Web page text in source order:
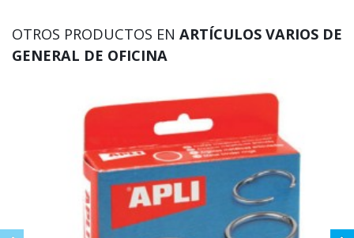
OTROS PRODUCTOS EN ARTÍCULOS VARIOS DE
GENERAL DE OFICINA